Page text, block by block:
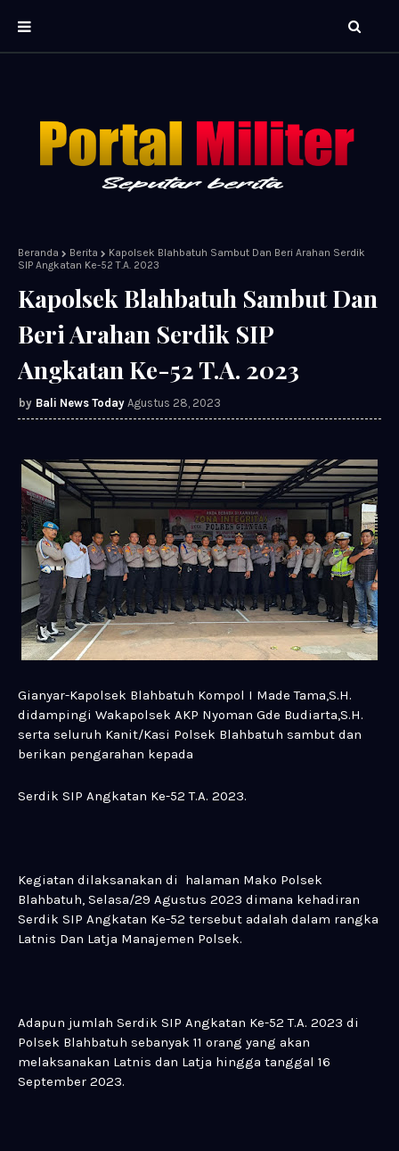
Beranda Berita
Kapolsek Blahbatuh Sambut Dan Beri Arahan Serdik
SIP Angkatan Ke-52 T.A. 2023
Kapolsek Blahbatuh Sambut Dan
Beri Arahan Serdik SIP
Angkatan Ke-52 T.A. 2023
Bali News Today Agustus 28, 2023
Gianyar-Kapolsek Blahbatuh Kompol I Made Tama,S.H.
didampingi Wakapolsek AKP Nyoman Gde Budiarta,S.H.
serta seluruh Kanit/Kasi Polsek Blahbatuh sambut dan
berikan pengarahan kepada
Serdik SIP Angkatan Ke-52 T.A. 2023.
Kegiatan dilaksanakan di halaman Mako Polsek
Blahbatuh, Selasa/29 Agustus 2023 dimana kehadiran
Serdik SIP Angkatan Ke-52 tersebut adalah dalam rangka
Latnis Dan Latja Manajemen Polsek.
Adapun jumlah Serdik SIP Angkatan Ke-52 T.A. 2023 di
Polsek Blahbatuh sebanyak 11 orang yang akan
melaksanakan Latnis dan Latja hingga tanggal 16
September 2023.